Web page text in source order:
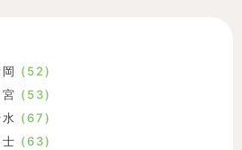
(52)
(53)
(67)
(63)